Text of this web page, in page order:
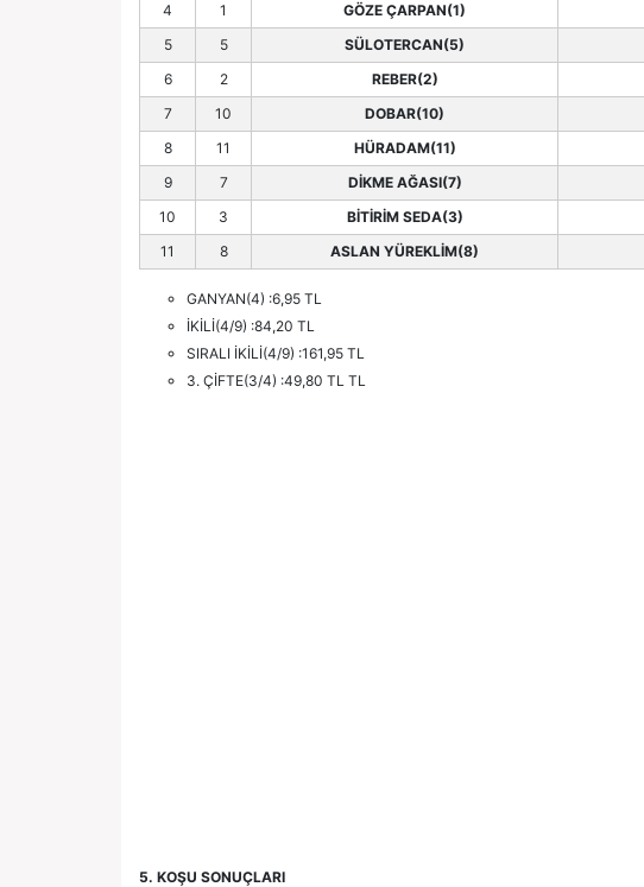
4
1 GÖZE ÇARPAN(1)
5
5 SÜLOTERCAN(5)
6
2 REBER(2)
7
10 DOBAR(10)
8
11 HÜRADAM(11)
9
7 DİKME AĞASI(7)
10
3 BİTİRİM SEDA(3)
11
8 ASLAN YÜREKLİM(8)
GANYAN(4) :6,95 TL
İKİLİ(4/9) :84,20 TL
SIRALI İKİLİ(4/9) :161,95 TL
3. ÇİFTE(3/4) :49,80 TL TL
5. KOŞU SONUÇLARI